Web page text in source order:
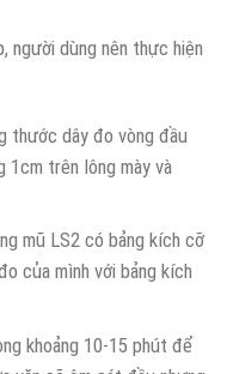
người dùng nên thực hiện
thước dây đo vòng đầu
1cm trên lông mày và
mũ LS2 có bảng kích cỡ
của mình với bảng kích
khoảng 10-15 phút để